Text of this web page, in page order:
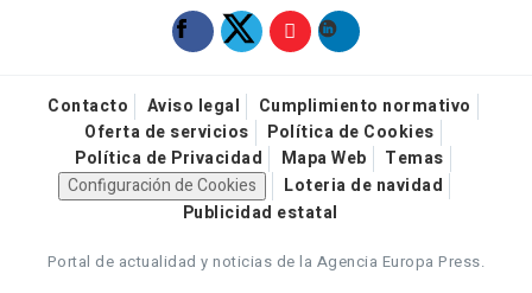
Contacto Aviso legal
Cumplimiento normativo
Oferta de servicios
Política de Cookies
Política de Privacidad
Mapa Web
Temas
Configuración de Cookies
Loteria de navidad
Publicidad estatal
Portal de actualidad y noticias de la Agencia Europa Press.